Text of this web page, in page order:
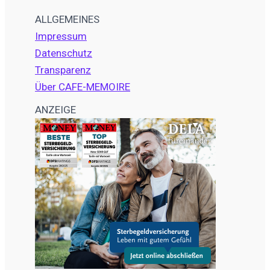
ALLGEMEINES
Impressum
Datenschutz
Transparenz
Über CAFE-MEMOIRE
ANZEIGE